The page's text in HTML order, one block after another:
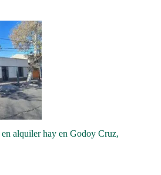
alquiler hay en Godoy Cruz,